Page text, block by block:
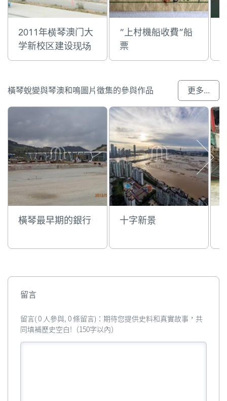
2011年横琴澳门大
学新校区建设现场
“上村機船收費”船
票
橫琴蛻變與琴澳和鳴圖片徵集的參與作品 更多...
橫琴最早期的銀行 十字新景
留言
留言( 0 人參與, 0 條留言)：期待您提供史料和真實故事，共
同填補歷史空白!（150字以內）